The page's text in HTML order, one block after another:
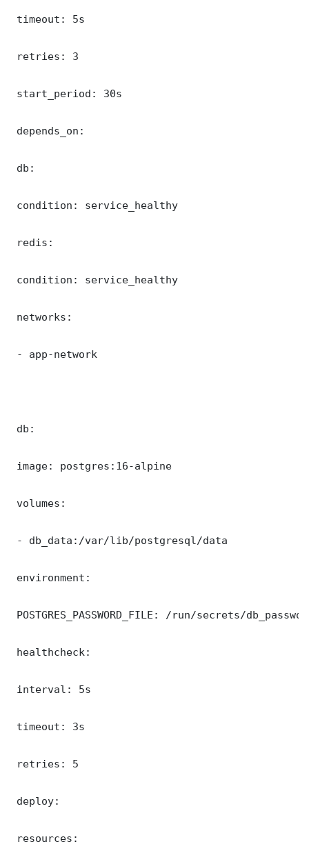
timeout: 5s
retries: 3
start_period: 30s
depends_on:
db:
condition: service_healthy
redis:
condition: service_healthy
networks:
- app-network
db:
image: postgres:16-alpine
volumes:
- db_data:/var/lib/postgresql/data
environment:
POSTGRES_PASSWORD_FILE: /run/secrets/
healthcheck:
interval: 5s
timeout: 3s
retries: 5
deploy:
resources: